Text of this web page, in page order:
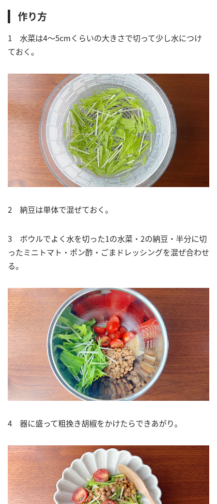
作り方
1 水菜は4〜5cmくらいの大きさで切って少し水につけ
ておく。
2 納豆は単体で混ぜておく。
3 ボウルでよく水を切った1の水菜・2の納豆・半分に切
ったミニトマト・ポン酢・ごまドレッシングを混ぜ合わせ
る。
4 器に盛って粗挽き胡椒をかけたらできあがり。